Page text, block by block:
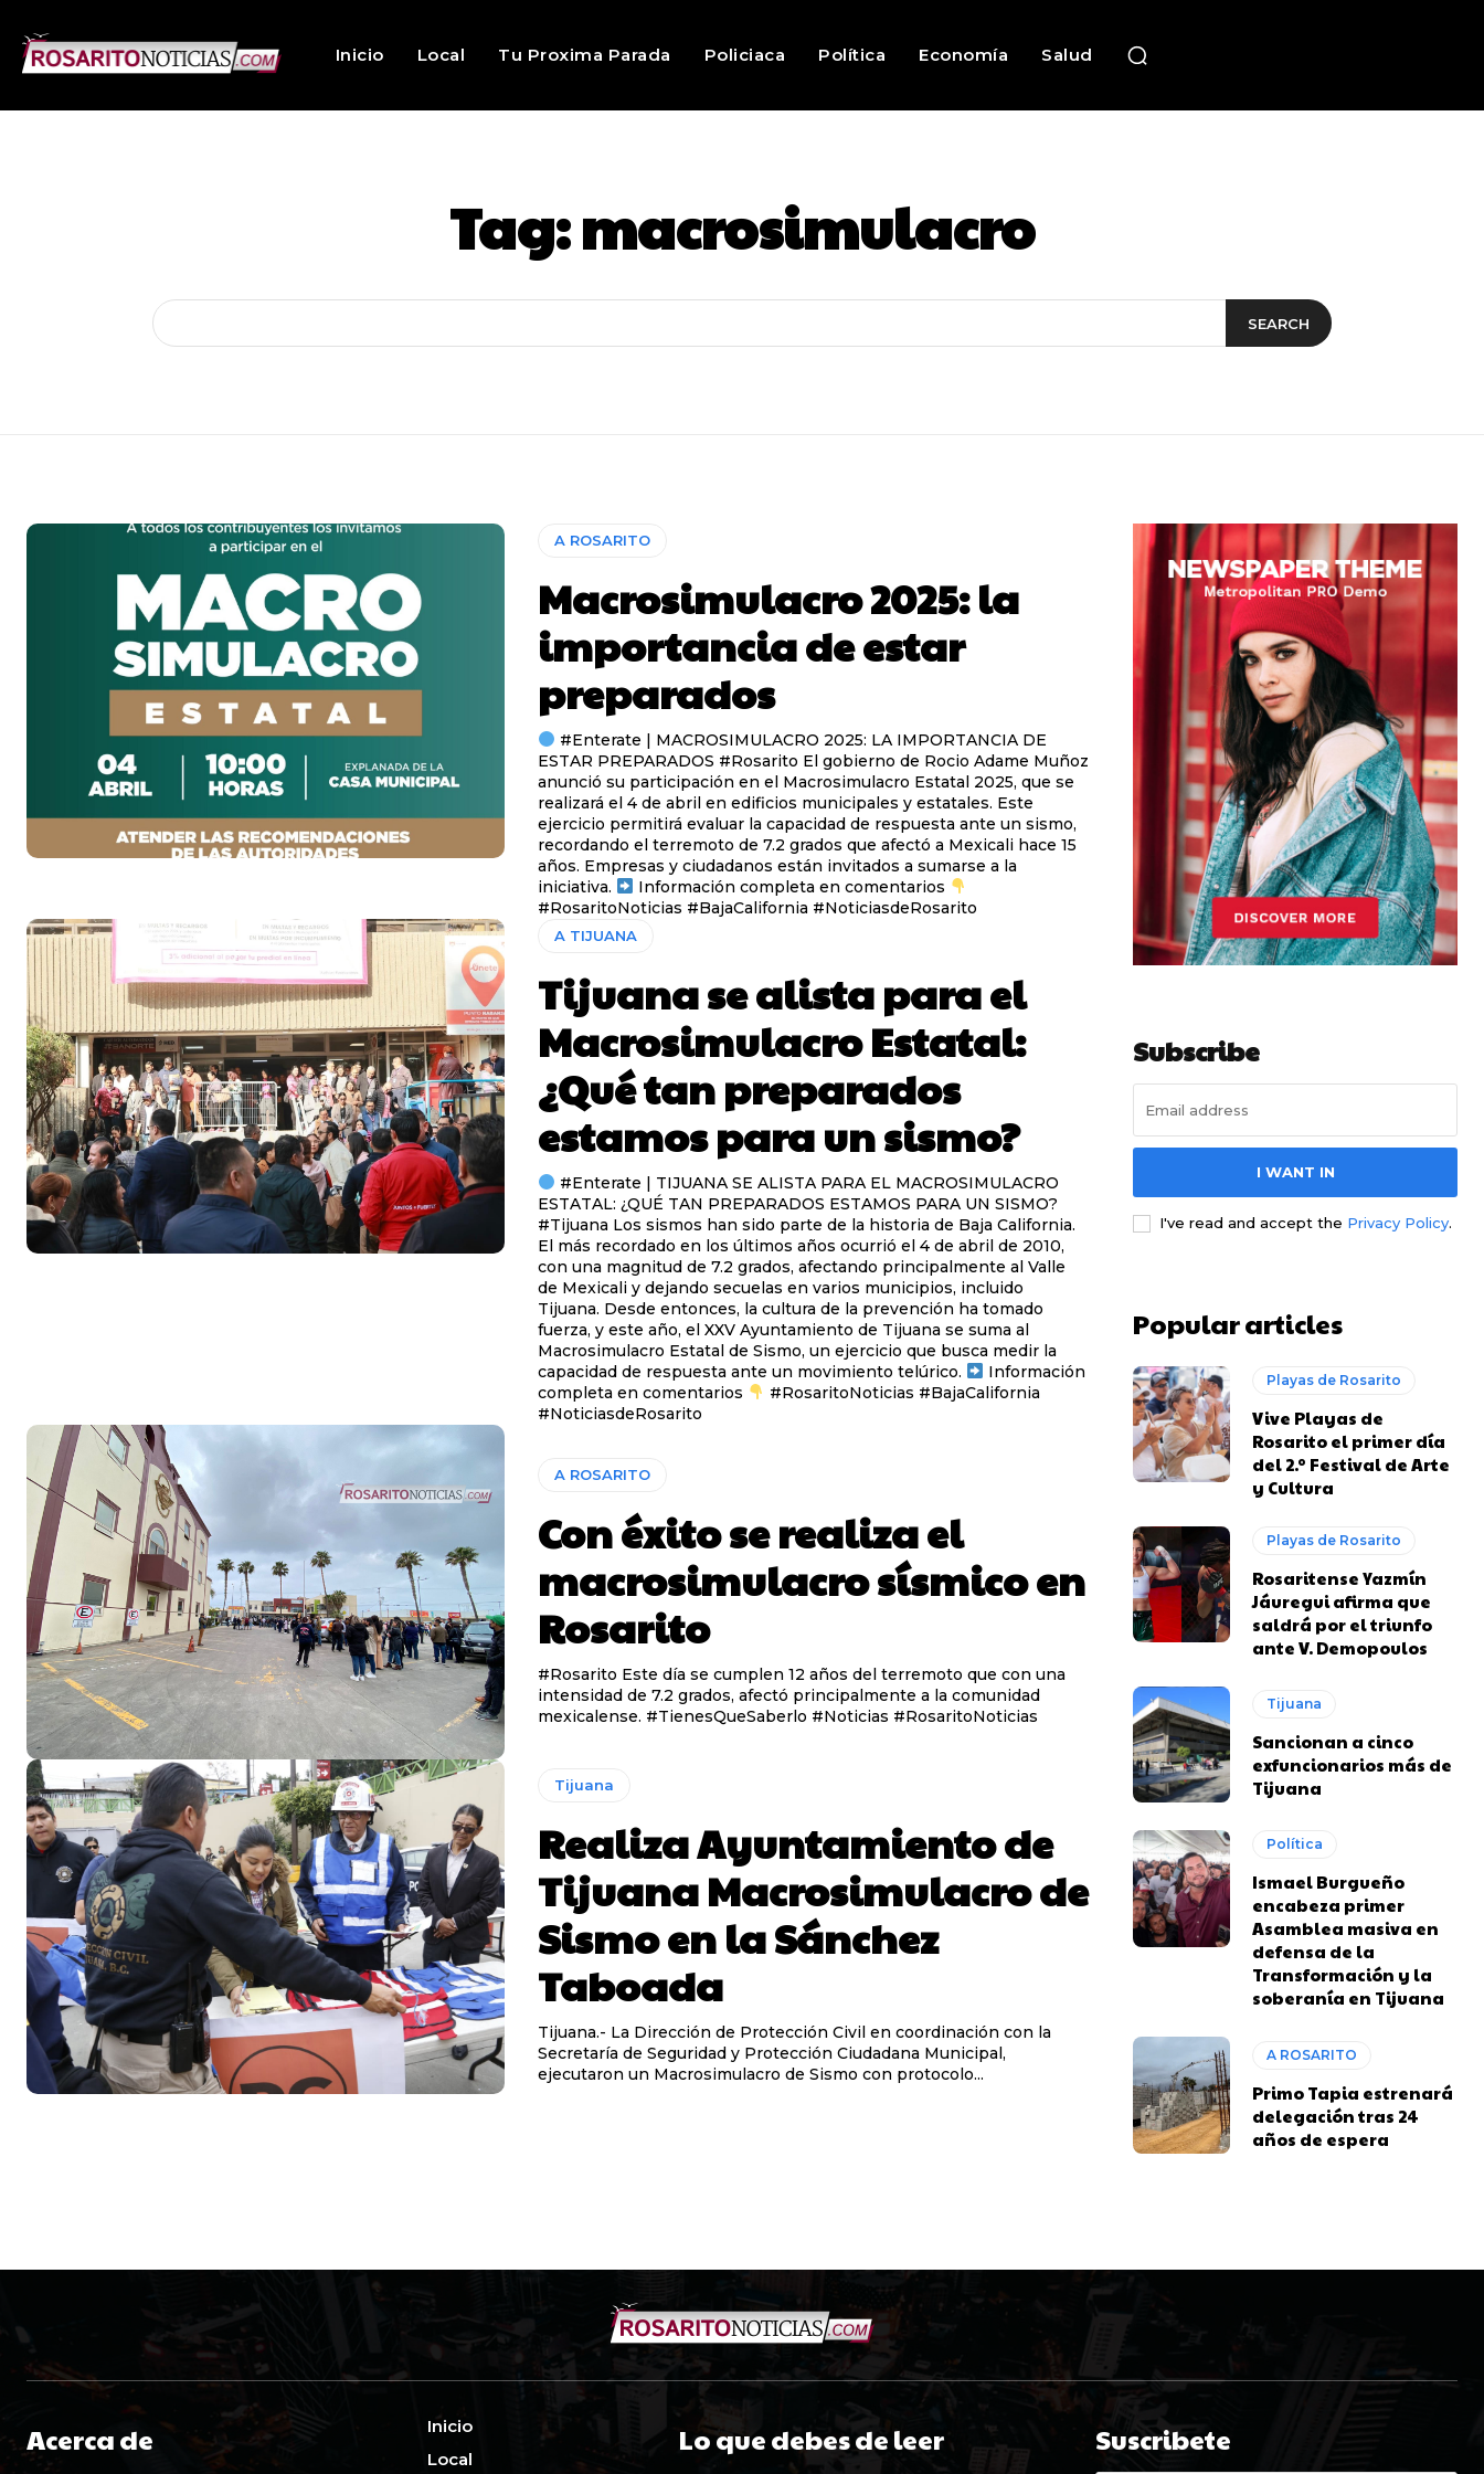
Inicio Local Tu Proxima Parada Policiaca Política Economía Salud
Tag:macrosimulacro
SEARCH
A ROSARITO
Macrosimulacro 2025: la
importancia de estar
preparados
#Enterate | MACROSIMULACRO 2025: LA IMPORTANCIA DE
ESTAR PREPARADOS #Rosarito El gobierno de Rocio Adame Muñoz
anunció su participación en el Macrosimulacro Estatal 2025, que se
realizará el 4 de abril en edificios municipales y estatales. Este
ejercicio permitirá evaluar la capacidad de respuesta ante un sismo,
recordando el terremoto de 7.2 grados que afectó a Mexicali hace 15
años. Empresas y ciudadanos están invitados a sumarse a la
iniciativa.
Información completa en comentarios
#RosaritoNoticias #BajaCalifornia #NoticiasdeRosarito
A TIJUANA
Tijuana se alista para el
Macrosimulacro Estatal:
¿Qué tan preparados
estamos para un sismo?
#Enterate | TIJUANA SE ALISTA PARA EL MACROSIMULACRO
ESTATAL: ¿QUÉ TAN PREPARADOS ESTAMOS PARA UN SISMO?
#Tijuana Los sismos han sido parte de la historia de Baja California.
El más recordado en los últimos años ocurrió el 4 de abril de 2010,
con una magnitud de 7.2 grados, afectando principalmente al Valle
de Mexicali y dejando secuelas en varios municipios, incluido
Tijuana. Desde entonces, la cultura de la prevención ha tomado
fuerza, y este año, el XXV Ayuntamiento de Tijuana se suma al
Macrosimulacro Estatal de Sismo, un ejercicio que busca medir la
capacidad de respuesta ante un movimiento telúrico.
Información
completa en comentarios
#NoticiasdeRosarito
A ROSARITO
Con éxito se realiza el
macrosimulacro sísmico en
Rosarito
#Rosarito Este día se cumplen 12 años del terremoto que con una
intensidad de 7.2 grados, afectó principalmente a la comunidad
mexicalense. #TienesQueSaberlo #Noticias #RosaritoNoticias
Tijuana
Realiza Ayuntamiento de
Tijuana Macrosimulacro de
Sismo en la Sánchez
Taboada
Tijuana.- La Dirección de Protección Civil en coordinación con la
Secretaría de Seguridad y Protección Ciudadana Municipal,
ejecutaron un Macrosimulacro de Sismo con protocolo...
Subscribe
I WANT IN
I've read and accept the Privacy Policy.
Popular articles
Playas de Rosarito
Vive Playas de
Rosarito el primer día
del 2.º Festival de Arte
y Cultura
Playas de Rosarito
Rosaritense Yazmín
Jáuregui afirma que
saldrá por el triunfo
ante V. Demopoulos
Tijuana
Sancionan a cinco
exfuncionarios más de
Tijuana
Política
Ismael Burgueño
encabeza primer
Asamblea masiva en
defensa de la
Transformación y la
soberanía en Tijuana
A ROSARITO
Primo Tapia estrenará
delegación tras 24
años de espera
Acerca de
Inicio
Local
Lo que debes de leer Suscribete